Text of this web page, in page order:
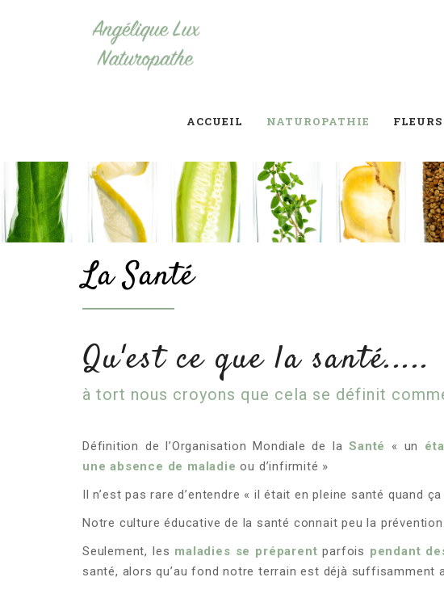
ACCUEIL NATUROPATHIE
La Santé
Qu'est ce que la santé.....
à tort nous croyons que cela se définit
Définition de l’Organisation Mondiale de laSanté « un
une absence de maladie ou d’infirmité »
Il n’est pas rare d’entendre « il était en pleine santé quand
Notre culture éducative de la santé connait peu la
Seulement, les maladies se préparent parfois pendant
santé, alors qu’au fond notre terrain est déjà suffisamment